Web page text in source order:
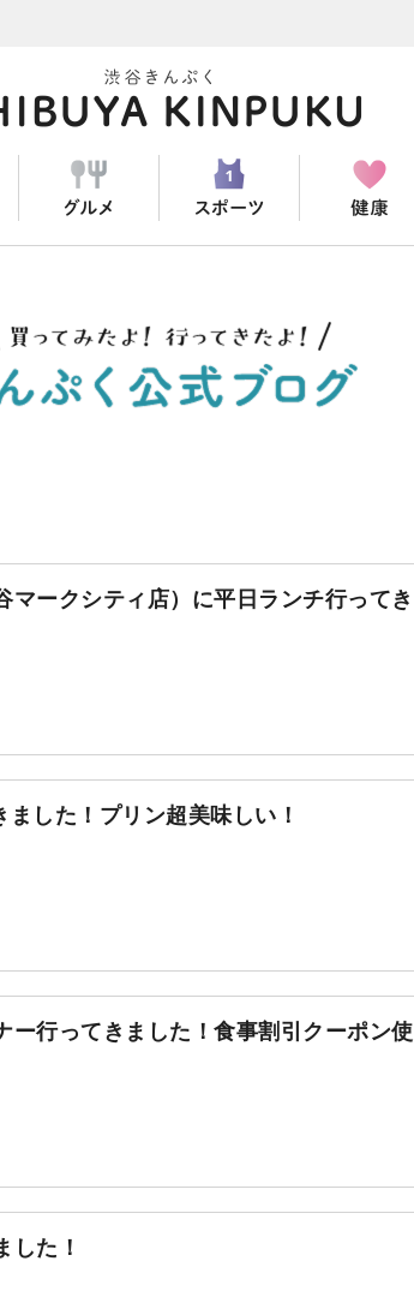
マークシティ店）に平日ランチ行ってき
した！プリン超美味しい！
ー行ってきました！食事割引クーポン使
した！